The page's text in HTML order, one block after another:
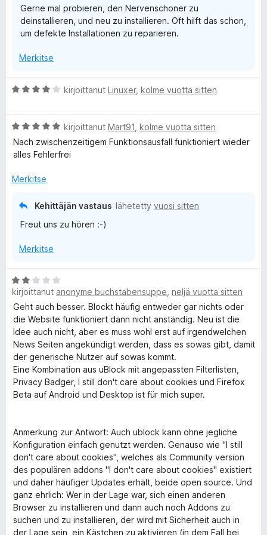
Gerne mal probieren, den Nervenschoner zu
deinstallieren, und neu zu installieren. Oft hilft das schon,
um defekte Installationen zu reparieren.
Merkitse
A
i
o
u
kirjoittanut Linuxer, kolme vuotta sitten
A
r
v
o
kirjoittanut Mart91 kolme vuotta sitten
Nach zwischenzeitigem Funktionsausfall funktioniert wieder
alles Fehlerfrei
Merkitse
Kehittäjän vastaus lähetetty vuosi sitten
Freut uns zu hören :-)
Merkitse
A
r
v
o
t
u
2
/
kirjoittanut anonyme buchstabensuppe neljä vuotta sitten
Geht auch besser. Blockt häufig entweder gar nichts oder
die Website funktioniert dann nicht anständig. Neu ist die
Idee auch nicht, aber es muss wohl erst auf irgendwelchen
News Seiten angekündigt werden, dass es sowas gibt, damit
der generische Nutzer auf sowas kommt.
Eine Kombination aus uBlock mit angepassten Filterlisten,
Privacy Badger, I still don't care about cookies und Firefox
Beta auf Android und Desktop ist für mich super.
Anmerkung zur Antwort: Auch ublock kann ohne jegliche
Konfiguration einfach genutzt werden. Genauso wie "I still
don't care about cookies", welches als Community version
des populären addons "I don't care about cookies" existiert
und daher häufiger Updates erhält, beide open source. Und
ganz ehrlich: Wer in der Lage war, sich einen anderen
Browser zu installieren und dann auch noch Addons zu
suchen und zu installieren, der wird mit Sicherheit auch in
der Lage sein, ein Kästchen zu aktivieren (in dem Fall bei